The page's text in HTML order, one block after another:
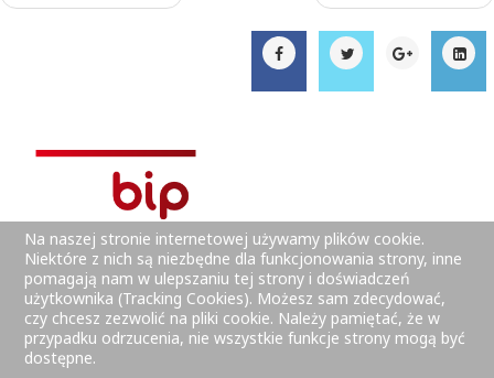
Na naszej stronie internetowej używamy plików cookie.
Niektóre z nich są niezbędne dla funkcjonowania strony, inne
pomagają nam w ulepszaniu tej strony i doświadczeń
użytkownika (Tracking Cookies). Możesz sam zdecydować,
czy chcesz zezwolić na pliki cookie. Należy pamiętać, że w
przypadku odrzucenia, nie wszystkie funkcje strony mogą być
dostępne.